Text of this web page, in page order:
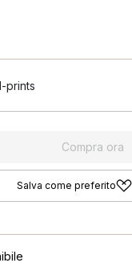
prints
Compra ora
Salva come preferito